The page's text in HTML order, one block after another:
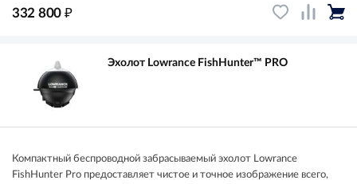
332 800 ₽
Эхолот Lowrance FishHunter™ PRO
Компактный беспроводной забрасываемый эхолот Lowrance
FishHunter Pro предоставляет чистое и точное изображение всего,